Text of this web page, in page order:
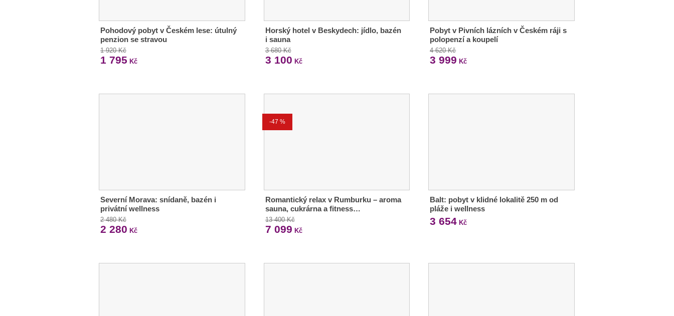
Pohodový pobyt v Českém lese: útulný
penzion se stravou
1 920 Kč
1 795 Kč
Horský hotel v Beskydech: jídlo, bazén
i sauna
3 680 Kč
3 100 Kč
Pobyt v Pivních lázních v Českém ráji s
polopenzí a koupelí
4 620 Kč
3 999 Kč
Severní Morava: snídaně, bazén i
privátní wellness
2 480 Kč
2 280 Kč
-47 %
Romantický relax v Rumburku – aroma
sauna, cukrárna a fitness…
13 400 Kč
7 099 Kč
Balt: pobyt v klidné lokalitě 250 m od
pláže i wellness
3 654 Kč